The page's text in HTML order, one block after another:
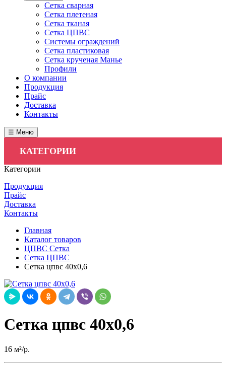
Сетка сварная
Сетка плетеная
Сетка тканая
Сетка ЦПВС
Системы ограждений
Сетка пластиковая
Сетка крученая Манье
Профили
О компании
Продукция
Прайс
Доставка
Контакты
☰ Меню
КАТЕГОРИИ
Категории
Продукция
Прайс
Доставка
Контакты
Главная
Каталог товаров
ЦПВС Сетка
Сетка ЦПВС
Сетка цпвс 40х0,6
Сетка цпвс 40х0,6
16 м²/р.